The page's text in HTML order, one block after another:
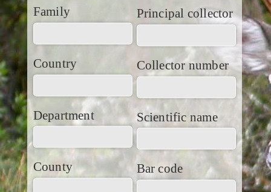
Family
Country
Department
County
Principal collector
Collector number
Scientific name
Bar code